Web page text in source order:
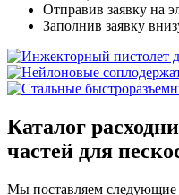
Отправив заявку на
Заполнив заявку
Каталог
частей для
Мы поставляем следующие